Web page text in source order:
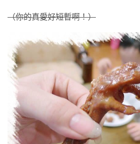
（你的真愛好短暫啊！）